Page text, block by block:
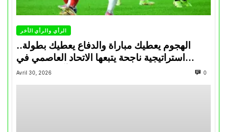
الرأي والرأي الأخر
الهجوم يعطيك مباراة والدفاع يعطيك بطولة..
استراتيجية ناجحة يتبعها الاتحاد العاصمي في
تتويجاته آخر السنوات
Avril 30, 2026 0